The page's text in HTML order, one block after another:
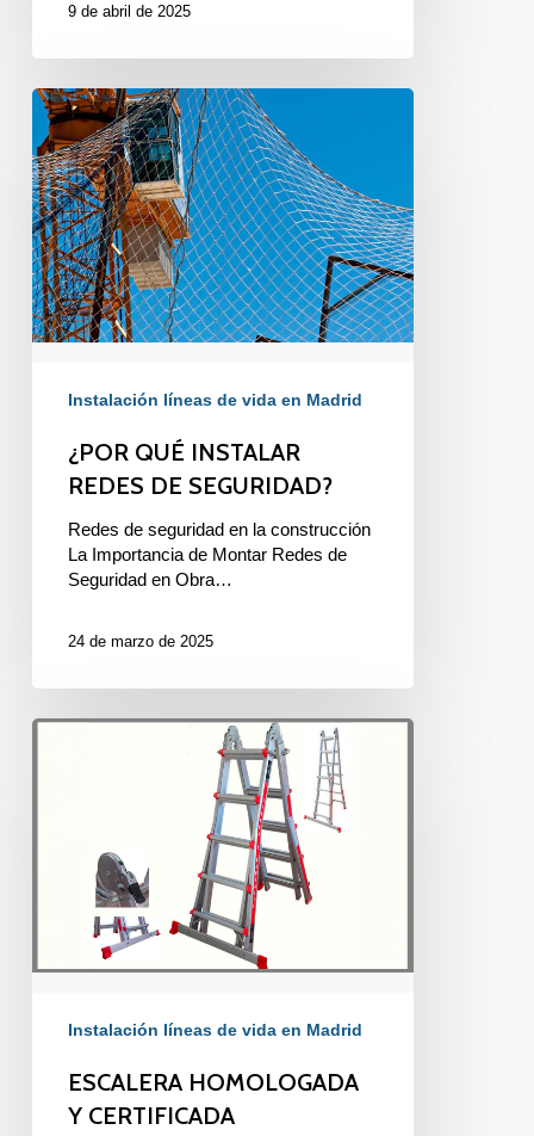
9 de abril de 2025
¿POR
QUÉ
INSTALAR
REDES
DE
SEGURIDAD?
Instalación líneas de vida en Madrid
¿POR QUÉ INSTALAR
REDES DE SEGURIDAD?
Redes de seguridad en la construcción
La Importancia de Montar Redes de
Seguridad en Obra…
24 de marzo de 2025
ESCALERA
Instalación líneas de vida en Madrid
ESCALERA HOMOLOGADA
Y CERTIFICADA